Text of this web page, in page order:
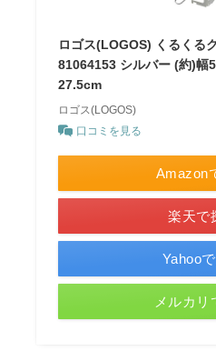
ロゴス(LOGOS) くるくる
81064153 シルバー (約)幅
27.5cm
ロゴス(LOGOS)
口コミを見る
Amazon
楽天で
Yahoo
メルカリ